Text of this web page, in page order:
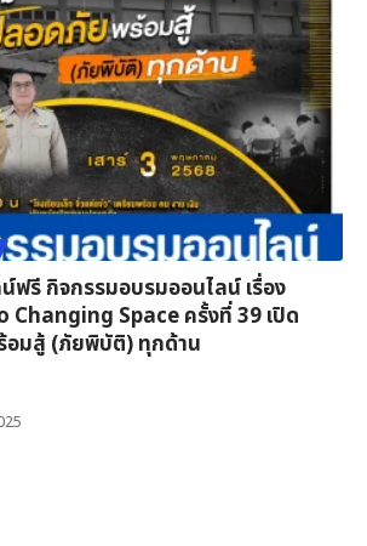
ฟรี กิจกรรมอบรมออนไลน์ เรื่อง
Space ครั้งที่ 39 เปิด
อมสู้ (ภัยพิบัติ) ทุกด้าน